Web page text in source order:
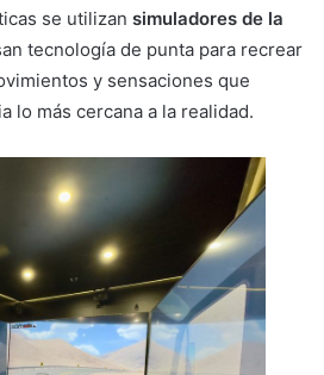
se utilizan simuladores de la
tecnología de punta para recrear
y sensaciones que
lo más cercana a la realidad.